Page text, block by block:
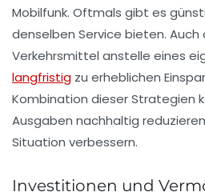
Mobilfunk. Oftmals gibt es
denselben Service bieten.
Verkehrsmittel anstelle eines
langfristig zu erheblichen
Kombination dieser Strategien
Ausgaben nachhaltig
Situation verbessern.
Investitionen und